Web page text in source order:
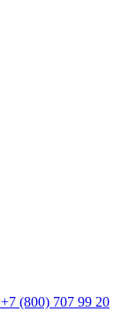
+7 (800) 707 99 20